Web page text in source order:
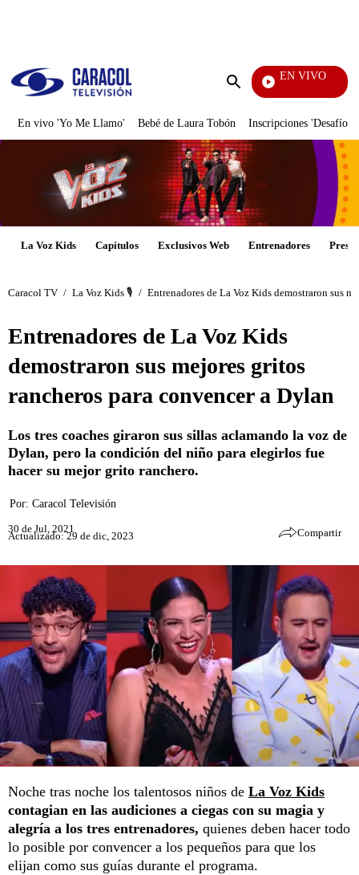
Enviar
EN VIVO
También Caerás
En vivo 'Yo Me Llamo' Bebé de Laura Tobón Inscripciones 'Desafío'
La Voz Kids Capítulos Exclusivos Web Entrenadores
Caracol TV / La Voz Kids 🎙️ / Entrenadores de La Voz Kids demostraron sus
Entrenadores de La Voz Kids
demostraron sus mejores gritos
rancheros para convencer a Dylan
Los tres coaches giraron sus sillas aclamando la voz de
Dylan, pero la condición del niño para elegirlos fue
hacer su mejor grito ranchero.
Por: Caracol Televisión
30 de Jul, 2021
Actualizado: 29 de dic, 2023 Compartir
Noche tras noche los talentosos niños de La Voz Kids
contagian en las audiciones a ciegas con su magia y
alegría a los tres entrenadores, quienes deben hacer todo
lo posible por convencer a los pequeños para que los
elijan como sus guías durante el programa.